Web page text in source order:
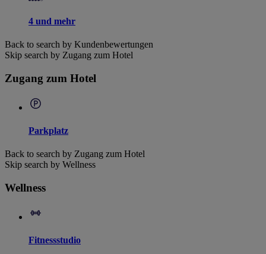
4 und mehr
Back to search by Kundenbewertungen
Skip search by Zugang zum Hotel
Zugang zum Hotel
Parkplatz
Back to search by Zugang zum Hotel
Skip search by Wellness
Wellness
Fitnessstudio